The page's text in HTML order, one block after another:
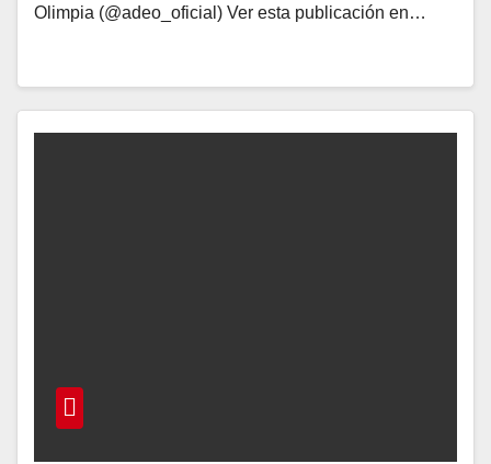
Olimpia (@adeo_oficial) Ver esta publicación en…